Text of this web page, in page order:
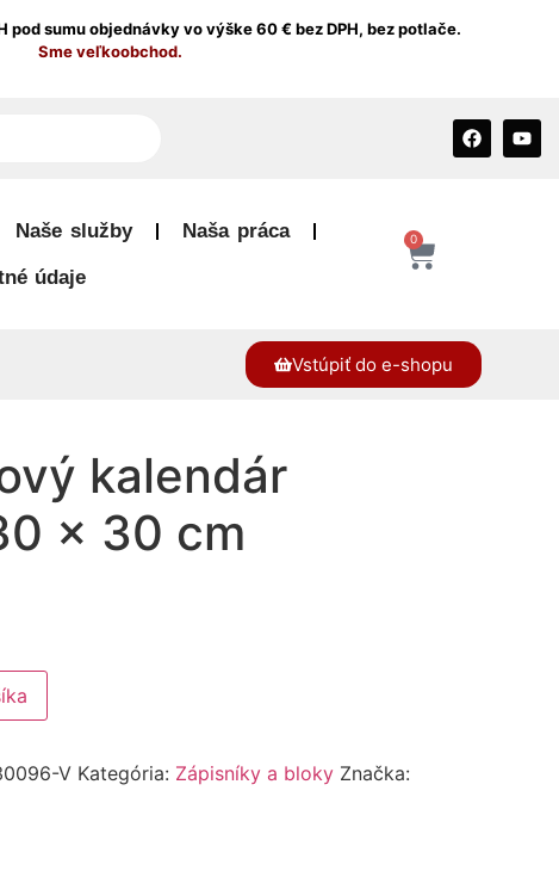
pod sumu objednávky vo výške 60 € bez DPH, bez potlače.
Sme veľkoobchod.
Naše služby Naša práca
údaje
0
Vstúpiť do e-shopu
kalendár
× 30 cm
V Kategória: Zápisníky a bloky Značka: